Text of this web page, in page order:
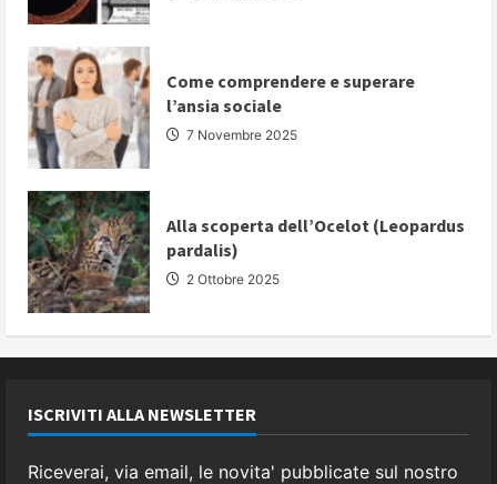
Come comprendere e superare
l’ansia sociale
7 Novembre 2025
Alla scoperta dell’Ocelot (Leopardus
pardalis)
2 Ottobre 2025
ISCRIVITI ALLA NEWSLETTER
Riceverai, via email, le novita' pubblicate sul nostro